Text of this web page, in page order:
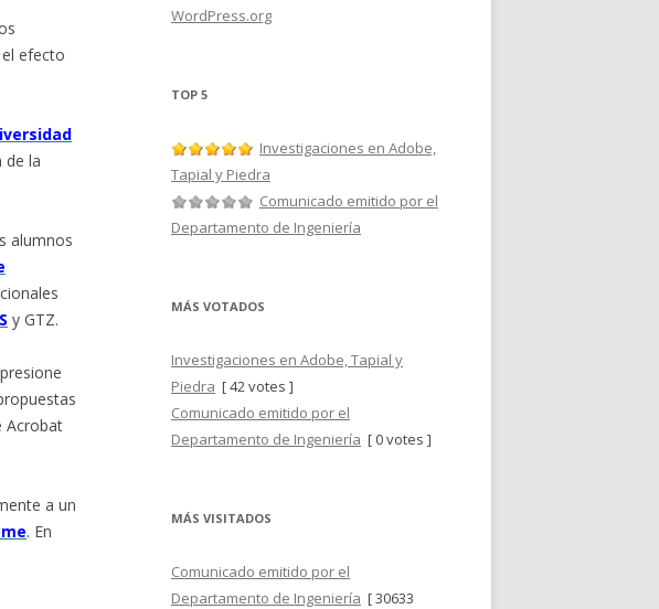
efecto
de la
alumnos
y GTZ.
Acrobat
a un
. En
WordPress.org
TOP 5
Investigaciones en Adobe,
Tapial y Piedra
Comunicado emitido por el
Departamento de Ingeniería
MÁS VOTADOS
Investigaciones en Adobe, Tapial y
Piedra [ 42 votes ]
Comunicado emitido por el
Departamento de Ingeniería [ 0 votes ]
MÁS VISITADOS
Comunicado emitido por el
Departamento de Ingeniería [ 30633